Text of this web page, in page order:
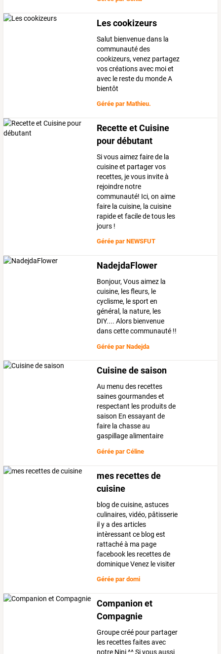
Les cookizeurs
Salut bienvenue dans la
communauté des
cookizeurs, venez partagez
vos créations avec moi et
avec le reste du monde A
bientôt
Gérée parMathieu.
Recette et Cuisine
pour débutant
Si vous aimez faire de la
cuisine et partager vos
recettes, je vous invite à
rejoindre notre
communauté! Ici, on aime
faire la cuisine, la cuisine
rapide et facile de tous les
jours !
Gérée parNEWSFUT
NadejdaFlower
Bonjour, Vous aimez la
cuisine, les fleurs, le
cyclisme, le sport en
général, la nature, les
DIY.... Alors bienvenue
dans cette communauté !!
Gérée parNadejda
Cuisine de saison
Au menu des recettes
saines gourmandes et
respectant les produits de
saison En essayant de
faire la chasse au
gaspillage alimentaire
Gérée parCéline
mes recettes de
cuisine
blog de cuisine, astuces
culinaires, vidéo, pâtisserie
il y a des articles
intèressant ce blog est
rattaché à ma page
facebook les recettes de
dominique Venez le visiter
Gérée pardomi
Companion et
Compagnie
Groupe créé pour partager
les recettes faites avec
notre Nini ^^ Si vous aussi